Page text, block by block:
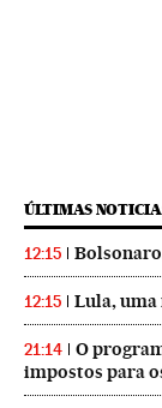
ÚLTIMAS
12:15
12:15 Lula,
21:14
O
impostos para